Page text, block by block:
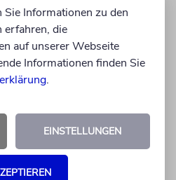
Informationen zu den
erfahren, die
auf unserer Webseite
Informationen finden Sie
.
EINSTELLUNGEN